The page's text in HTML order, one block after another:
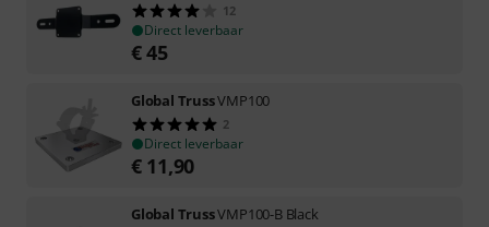
12
Direct leverbaar
€45
Global TrussVMP100
2
Direct leverbaar
€ 11,90
Global TrussVMP100-B Black